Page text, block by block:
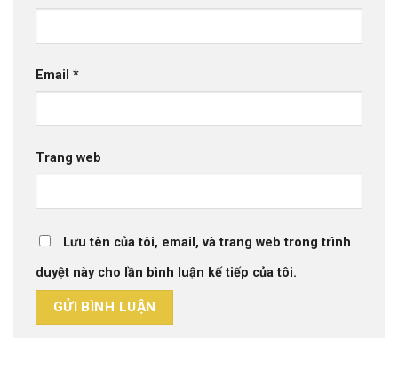
Email *
Trang web
Lưu tên của tôi, email, và trang web trong trình
duyệt này cho lần bình luận kế tiếp của tôi.